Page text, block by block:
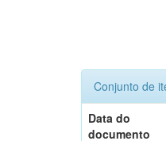
Conjunto de
Data do
documento